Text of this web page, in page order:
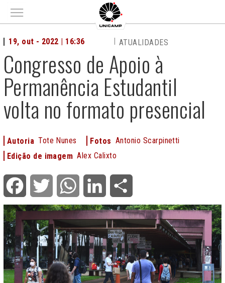
Main menu
Congresso de Apoio à
Permanência Estudantil
volta no formato presencial
19, out - 2022 | 16:36 ATUALIDADES
Autoria Tote Nunes Fotos Antonio Scarpinetti
Edição de imagem Alex Calixto
Facebook Twitter WhatsApp LinkedIn